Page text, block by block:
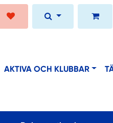
AKTIVA OCH KLUBBAR